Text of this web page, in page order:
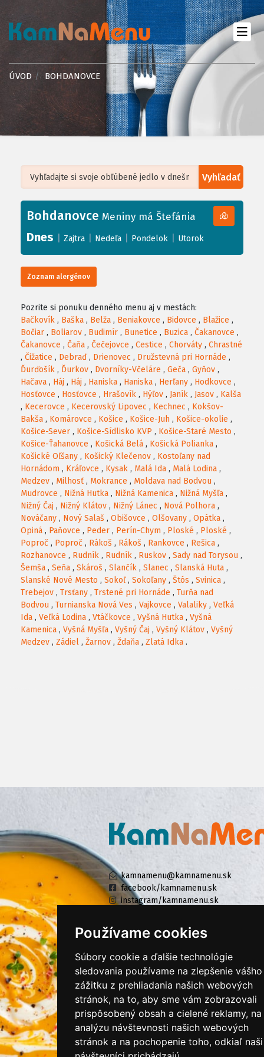
Používame cookies
Súbory cookie a ďalšie technológie
sledovania používame na zlepšenie vášho
zážitku z prehliadania našich webových
stránok, na to, aby sme vám zobrazovali
prispôsobený obsah a cielené reklamy, na
analýzu návštevnosti našich webových
stránok a na pochopenie toho, odkiaľ naši
ÚVOD BOHDANOVCE
Vyhľadať
+
−
Leaflet| ©OpenStreetMap, Tiles courtesy ofHumanitarian OpenStreetMap
Bohdanovce Meniny má Štefánia
Dnes Zajtra Nedeľa Pondelok Utorok
Zoznam alergénov
Pozrite si ponuku denného menu aj v mestách:
Bačkovík , Baška , Belža , Beniakovce , Bidovce , Blažice ,
Bočiar , Boliarov , Budimír , Bunetice , Buzica , Čakanovce ,
Čakanovce , Čaňa , Čečejovce , Cestice , Chorváty , Chrastné
, Čižatice , Debraď, Drienovec , Družstevná pri Hornáde ,
Ďurďošík , Ďurkov , Dvorníky-Včeláre , Geča , Gyňov ,
Hačava , Háj , Háj , Haniska , Haniska , Herľany , Hodkovce ,
Hosťovce , Hosťovce , Hrašovík , Hýľov , Janík , Jasov , Kalša
, Kecerovce , Kecerovský Lipovec , Kechnec , Kokšov-
Bakša , Komárovce , Košice , Košice-Juh , Košice-okolie ,
Košice-Sever , Košice-Sídlisko KVP , Košice-Staré Mesto ,
Košice-Ťahanovce , Košická Belá , Košická Polianka ,
Košické Oľšany , Košický Klečenov , Kostoľany nad
Hornádom , Kráľovce , Kysak , Malá Ida , Malá Lodina ,
Medzev , Milhosť , Mokrance , Moldava nad Bodvou ,
Mudrovce , Nižná Hutka , Nižná Kamenica , Nižná Myšľa ,
Nižný Čaj , Nižný Klátov , Nižný Lánec , Nová Polhora ,
Nováčany , Nový Salaš , Obišovce , Olšovany , Opátka ,
Opiná , Paňovce , Peder , Perín-Chym , Ploské , Ploské ,
Poproč , Poproč , Rákoš , Rákoš , Rankovce , Rešica ,
Rozhanovce , Rudník , Rudník , Ruskov , Sady nad Torysou ,
Šemša , Seňa , Skároš , Slančík , Slanec , Slanská Huta ,
Slanské Nové Mesto , Sokoľ, Sokoľany , Štós , Svinica ,
Trebejov , Trsťany , Trstené pri Hornáde , Turňa nad
Bodvou , Turnianska Nová Ves , Vajkovce , Valaliky , Veľká
Ida , Veľká Lodina , Vtáčkovce , Vyšná Hutka , Vyšná
Kamenica , Vyšná Myšľa , Vyšný Čaj , Vyšný Klátov , Vyšný
Medzev , Zádiel , Žarnov , Ždaňa , Zlatá Idka .
kamnamenu@kamnamenu.sk
facebook/kamnamenu.sk
instagram/kamnamenu.sk
PRIHLÁSIŤ SA DO ZÁKAZNÍCKEJ ZÓNY
Všeobecné obchodné podmienky
Ochrana osobných údajov
Cookies